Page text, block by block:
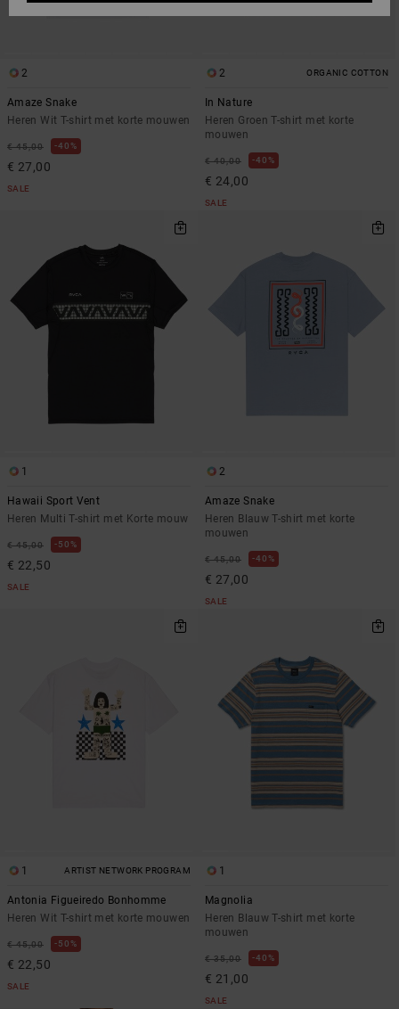
2
Amaze Snake
Heren Wit T-shirt met korte mouwen
€ 45,00 40%
€ 27,00
SALE
2 ORGANIC COTTON
In Nature
Heren Groen T-shirt met korte
mouwen
€ 40,00 40%
€ 24,00
SALE
1
Hawaii Sport Vent
Heren Multi T-shirt met Korte mouw
€ 45,00 50%
€ 22,50
SALE
2
Amaze Snake
Heren Blauw T-shirt met korte
mouwen
€ 45,00 40%
€ 27,00
SALE
1 ARTIST NETWORK PROGRAM
Antonia Figueiredo Bonhomme
Heren Wit T-shirt met korte mouwen
€ 45,00 50%
€ 22,50
SALE
1
Magnolia
Heren Blauw T-shirt met korte
mouwen
€ 35,00 40%
€ 21,00
SALE